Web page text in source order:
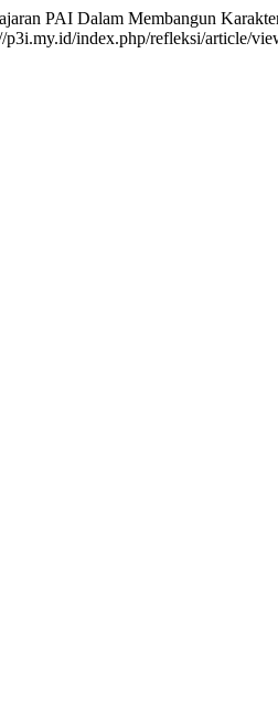
PAI Dalam Membangun
p3i.my.id/index.php/refleksi/article/